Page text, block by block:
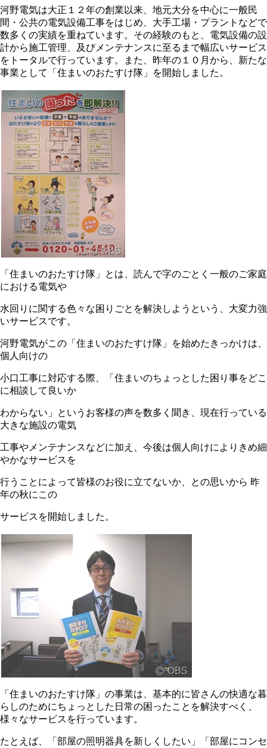
河野電気は大正１２年の創業以来、地元大分を中心に一般民
間・公共の電気設備工事をはじめ、大手工場・プラントなどで
数多くの実績を重ねています。その経験のもと、電気設備の設
計から施工管理、及びメンテナンスに至るまで幅広いサービス
をトータルで行っています。また、昨年の１０月から、新たな
事業として「住まいのおたすけ隊」を開始しました。
「住まいのおたすけ隊」とは、読んで字のごとく一般のご家庭
における電気や
水回りに関する色々な困りごとを解決しようという、大変力強
いサービスです。
河野電気がこの「住まいのおたすけ隊」を始めたきっかけは、
個人向けの
小口工事に対応する際、「住まいのちょっとした困り事をどこ
に相談して良いか
わからない」というお客様の声を数多く聞き、現在行っている
大きな施設の電気
工事やメンテナンスなどに加え、今後は個人向けによりきめ細
やかなサービスを
行うことによって皆様のお役に立てないか、との思いから 昨
年の秋にこの
サービスを開始しました。
「住まいのおたすけ隊」の事業は、基本的に皆さんの快適な暮
らしのためにちょっとした日常の困ったことを解決すべく、
様々なサービスを行っています。
たとえば、「部屋の照明器具を新しくしたい」「部屋にコンセ